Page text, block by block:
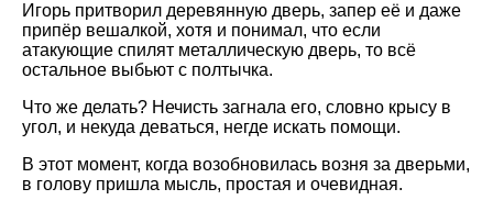
Игорь притворил деревянную дверь, запер её и даже
припёр вешалкой, хотя и понимал, что если
атакующие спилят металлическую дверь, то всё
остальное выбьют с полтычка.
Что же делать? Нечисть загнала его, словно крысу в
угол, и некуда деваться, негде искать помощи.
В этот момент, когда возобновилась возня за дверьми,
в голову пришла мысль, простая и очевидная.